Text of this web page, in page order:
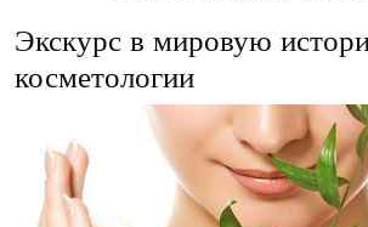
Экскурс в мировую
косметологии